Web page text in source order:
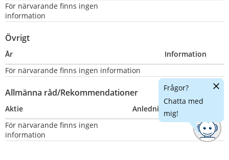
För närvarande finns ingen
information
Övrigt
År
Information
För närvarande finns ingen information
Allmänna råd/Rekommendationer
Aktie Anledning
För närvarande finns ingen
information
Frågor?
Chatta med
mig!
Dölj